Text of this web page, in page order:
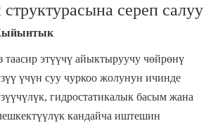
сереп салуу
таасир этүүчү айыктыруучу чөйрөнү
үчүн суу чуркоо жолунун ичинде
гидростатикалык басым жана
кандайча иштешин